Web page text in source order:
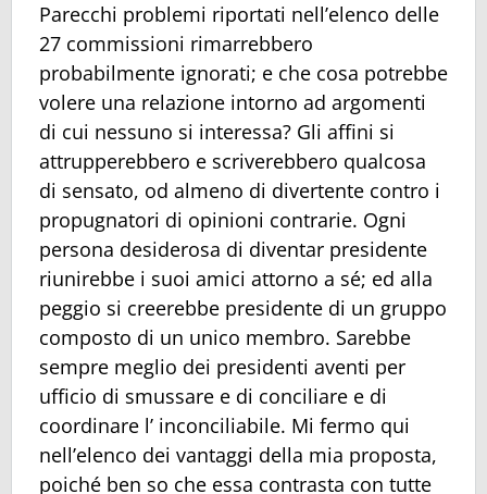
Parecchi problemi riportati nell’elenco delle
27 commissioni rimarrebbero
probabilmente ignorati; e che cosa potrebbe
volere una relazione intorno ad argomenti
di cui nessuno si interessa? Gli affini si
attrupperebbero e scriverebbero qualcosa
di sensato, od almeno di divertente contro i
propugnatori di opinioni contrarie. Ogni
persona desiderosa di diventar presidente
riunirebbe i suoi amici attorno a sé; ed alla
peggio si creerebbe presidente di un gruppo
composto di un unico membro. Sarebbe
sempre meglio dei presidenti aventi per
ufficio di smussare e di conciliare e di
coordinare l’ inconciliabile. Mi fermo qui
nell’elenco dei vantaggi della mia proposta,
poiché ben so che essa contrasta con tutte